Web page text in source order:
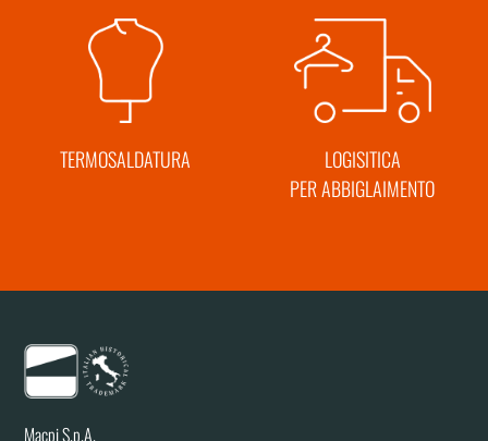
TERMOSALDATURA
LOGISITICA
PER ABBIGLAIMENTO
Macpi S.p.A.